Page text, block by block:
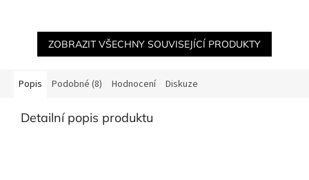
ZOBRAZIT VŠECHNY SOUVISEJÍCÍ PRODUKTY
Popis Podobné (8) Hodnocení Diskuze
Detailní popis produktu